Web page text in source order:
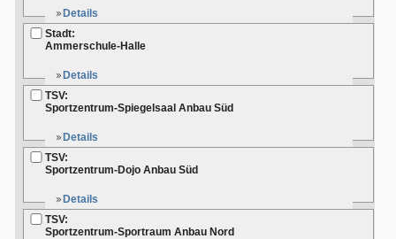
Details
Stadt:
Ammerschule-Halle
Details
TSV:
Sportzentrum-Spiegelsaal Anbau Süd
Details
TSV:
Sportzentrum-Dojo Anbau Süd
Details
TSV:
Sportzentrum-Sportraum Anbau Nord